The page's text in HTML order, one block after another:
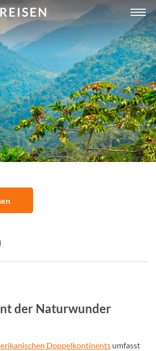
der Naturwunder
Doppelkontinents umfasst